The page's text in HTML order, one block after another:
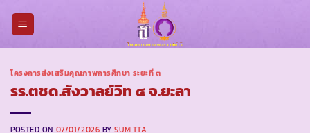
โครงการส่งเสริมคุณภาพการศึกษา ระยะที่ ๓
รร.ตชด.สังวาลย์วิท ๔ จ.ยะลา
POSTED ON 07/01/2026 BYSUMITTA